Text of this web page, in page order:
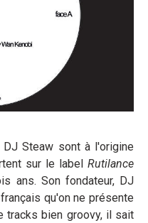
Steaw sont à l'origine
sur le label Rutilance
ans. Son fondateur, DJ
qu'on ne présente
tracks bien groovy, il sait